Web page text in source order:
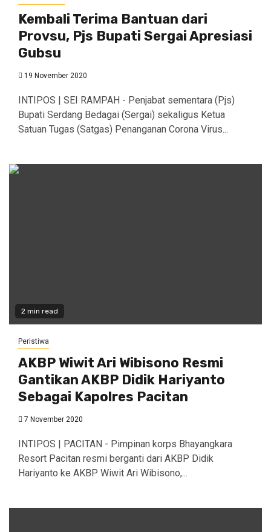
Kembali Terima Bantuan dari
Provsu, Pjs Bupati Sergai Apresiasi
Gubsu
19 November 2020
INTIPOS | SEI RAMPAH - Penjabat sementara (Pjs)
Bupati Serdang Bedagai (Sergai) sekaligus Ketua
Satuan Tugas (Satgas) Penanganan Corona Virus...
2 min read
Peristiwa
AKBP Wiwit Ari Wibisono Resmi
Gantikan AKBP Didik Hariyanto
Sebagai Kapolres Pacitan
7 November 2020
INTIPOS | PACITAN - Pimpinan korps Bhayangkara
Resort Pacitan resmi berganti dari AKBP Didik
Hariyanto ke AKBP Wiwit Ari Wibisono,...